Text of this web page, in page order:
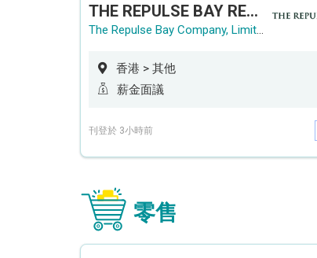
THE REPULSE BAY RECRUITMENT DAY 淺水灣影灣園人才招聘會
The Repulse Bay Company, Limited
香港 > 其他
薪金面議
刊登於 3小時前
零售